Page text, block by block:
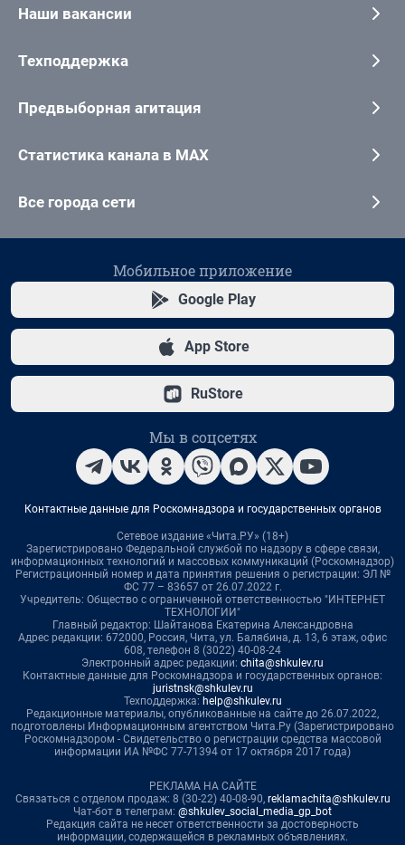
Наши вакансии
Техподдержка
Предвыборная агитация
Статистика канала в MAX
Все города сети
Мобильное приложение
Google Play
App Store
RuStore
Мы в соцсетях
Контактные данные для Роскомнадзора и государственных органов
Сетевое издание «Чита.РУ» (18+)
Зарегистрировано Федеральной службой по надзору в сфере связи,
информационных технологий и массовых коммуникаций (Роскомнадзор)
Регистрационный номер и дата принятия решения о регистрации: ЭЛ №
ФС 77 – 83657 от 26.07.2022 г.
Учредитель: Общество с ограниченной ответственностью "ИНТЕРНЕТ
ТЕХНОЛОГИИ"
Главный редактор: Шайтанова Екатерина Александровна
Адрес редакции: 672000, Россия, Чита, ул. Балябина, д. 13, 6 этаж, офис
608, телефон 8 (3022) 40-08-24
Электронный адрес редакции: chita@shkulev.ru
Контактные данные для Роскомнадзора и государственных органов:
juristnsk@shkulev.ru
Техподдержка: help@shkulev.ru
Редакционные материалы, опубликованные на сайте до 26.07.2022,
подготовлены Информационным агентством Чита.Ру (Зарегистрировано
Роскомнадзором - Свидетельство о регистрации средства массовой
информации ИА №ФС 77-71394 от 17 октября 2017 года)
РЕКЛАМА НА САЙТЕ
Связаться с отделом продаж: 8 (30-22) 40-08-90, reklamachita@shkulev.ru
Чат-бот в телеграм: @shkulev_social_media_gp_bot
Редакция сайта не несет ответственности за достоверность
информации, содержащейся в рекламных объявлениях.